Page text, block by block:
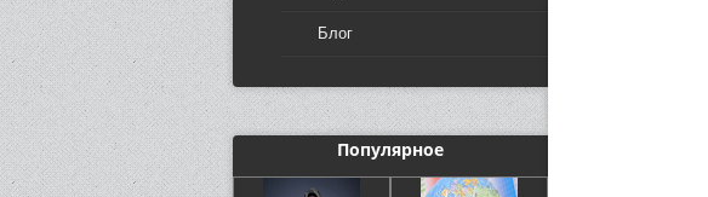
Блог
Популярное